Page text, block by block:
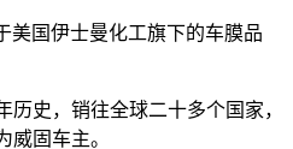
美国伊士曼化工旗下的车膜品
史，销往全球二十多个国家，
威固车主。